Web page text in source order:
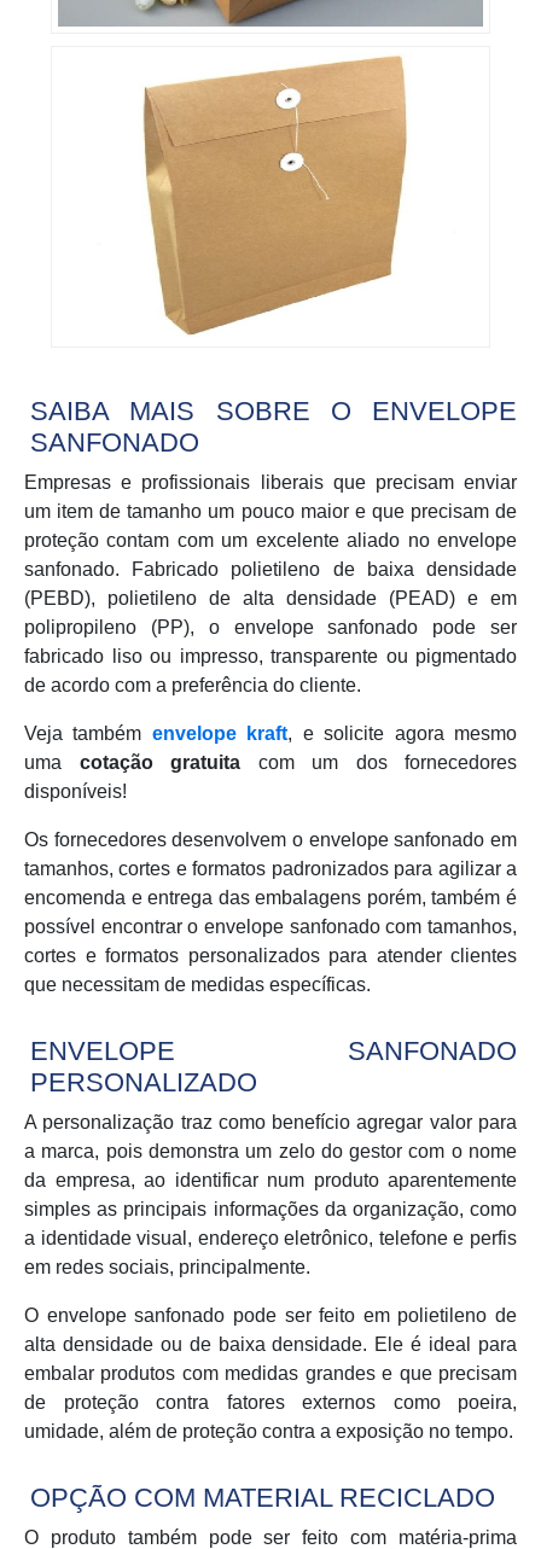
SAIBA MAIS SOBRE O ENVELOPE
SANFONADO
Empresas e profissionais liberais que precisam enviar
um item de tamanho um pouco maior e que precisam de
proteção contam com um excelente aliado no envelope
sanfonado. Fabricado polietileno de baixa densidade
(PEBD), polietileno de alta densidade (PEAD) e em
polipropileno (PP), o envelope sanfonado pode ser
fabricado liso ou impresso, transparente ou pigmentado
de acordo com a preferência do cliente.
Veja também envelope kraft, e solicite agora mesmo
uma cotação gratuita com um dos fornecedores
disponíveis!
Os fornecedores desenvolvem o envelope sanfonado em
tamanhos, cortes e formatos padronizados para agilizar a
encomenda e entrega das embalagens porém, também é
possível encontrar o envelope sanfonado com tamanhos,
cortes e formatos personalizados para atender clientes
que necessitam de medidas específicas.
ENVELOPE SANFONADO
PERSONALIZADO
A personalização traz como benefício agregar valor para
a marca, pois demonstra um zelo do gestor com o nome
da empresa, ao identificar num produto aparentemente
simples as principais informações da organização, como
a identidade visual, endereço eletrônico, telefone e perfis
em redes sociais, principalmente.
O envelope sanfonado pode ser feito em polietileno de
alta densidade ou de baixa densidade. Ele é ideal para
embalar produtos com medidas grandes e que precisam
de proteção contra fatores externos como poeira,
umidade, além de proteção contra a exposição no tempo.
OPÇÃO COM MATERIAL RECICLADO
O produto também pode ser feito com matéria-prima